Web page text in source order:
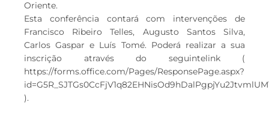
Oriente.
Esta conferência contará com intervenções de
Francisco Ribeiro Telles, Augusto Santos Silva,
Carlos Gaspar e Luís Tomé. Poderá realizar a sua
inscrição através do seguintelink (
https://forms.office.com/Pages/ResponsePage.aspx?
).